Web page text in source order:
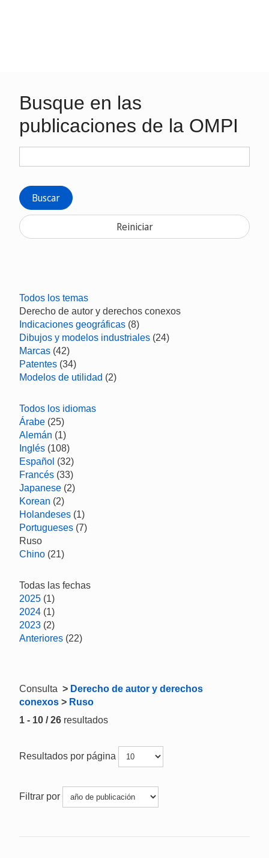
Busque en las
publicaciones de la OMPI
Buscar
Reiniciar
Todos los temas
Derecho de autor y derechos conexos
Indicaciones geográficas (8)
Dibujos y modelos industriales (24)
Marcas (42)
Patentes (34)
Modelos de utilidad (2)
Todos los idiomas
Árabe (25)
Alemán (1)
Inglés (108)
Español (32)
Francés (33)
Japanese (2)
Korean (2)
Holandeses (1)
Portugueses (7)
Ruso
Chino (21)
Todas las fechas
2025 (1)
2024 (1)
2023 (2)
Anteriores (22)
Consulta > Derecho de autor y derechos
conexos > Ruso
1 - 10 / 26 resultados
Resultados por página
Filtrar por